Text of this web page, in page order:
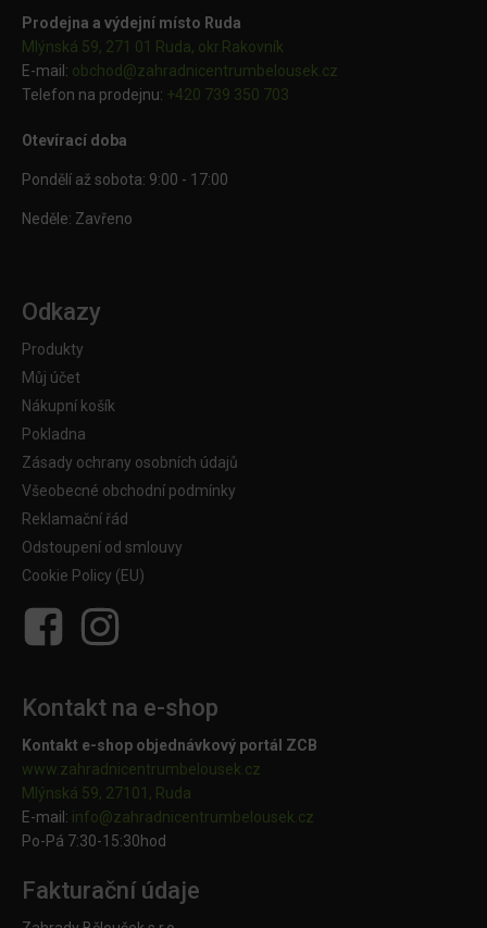
Prodejna a výdejní místo Ruda
Mlýnská 59, 271 01 Ruda, okr.Rakovník
E-mail: obchod@zahradnicentrumbelousek.cz
Telefon na prodejnu: +420 739 350 703
Otevírací doba
Pondělí až sobota: 9:00 - 17:00
Neděle: Zavřeno
Odkazy
Produkty
Můj účet
Nákupní košík
Pokladna
Zásady ochrany osobních údajů
Všeobecné obchodní podmínky
Reklamační řád
Odstoupení od smlouvy
Cookie Policy (EU)
Kontakt na e-shop
Kontakt e-shop objednávkový portál ZCB
www.zahradnicentrumbelousek.cz
Mlýnská 59, 27101, Ruda
E-mail: info@zahradnicentrumbelousek. cz
Po-Pá 7:30-15:30hod
Fakturační údaje